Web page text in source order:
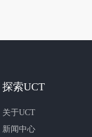
探索UCT
关于UCT
新闻中心